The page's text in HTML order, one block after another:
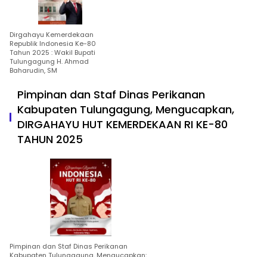
Dirgahayu Kemerdekaan
Republik Indonesia Ke-80
Tahun 2025 : Wakil Bupati
Tulungagung H. Ahmad
Baharudin, SM
Pimpinan dan Staf Dinas Perikanan
Kabupaten Tulungagung, Mengucapkan,
DIRGAHAYU HUT KEMERDEKAAN RI KE-80
TAHUN 2025
Pimpinan dan Staf Dinas Perikanan